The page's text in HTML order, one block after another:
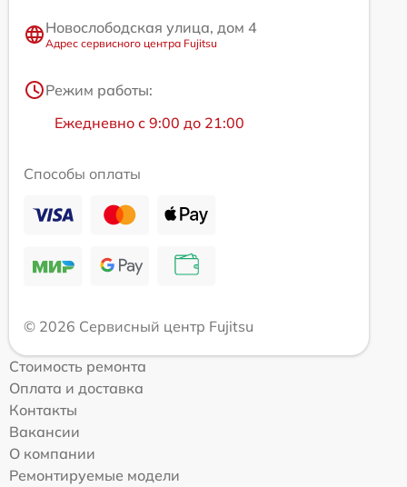
Новослободская улица, дом 4
Адрес сервисного центра Fujitsu
Режим работы:
Ежедневно с 9:00 до 21:00
Способы оплаты
© 2026 Сервисный центр Fujitsu
Стоимость ремонта
Оплата и доставка
Контакты
Вакансии
О компании
Ремонтируемые модели